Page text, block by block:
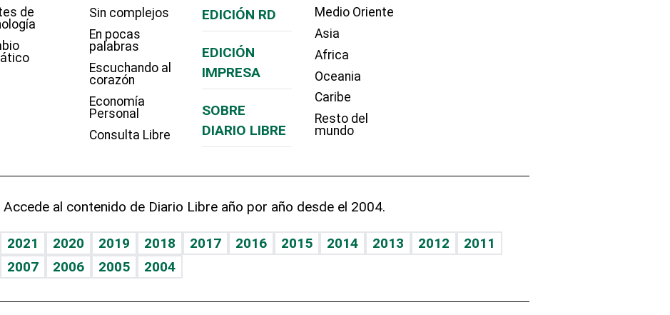
de
Sin complejos
En pocas
palabras
Escuchando al
corazón
Economía
Personal
Consulta Libre
EDICIÓN RD
EDICIÓN
IMPRESA
SOBRE
DIARIO LIBRE
Medio Oriente
Asia
Africa
Oceania
Caribe
Resto del
mundo
Accede al contenido de Diario Libre año por año desde el 2004.
2021 2020 2019 2018 2017 2016 2015 2014 2013 2012
2011
2007 2006 2005 2004